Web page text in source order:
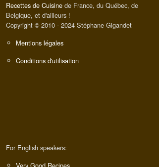
Recettes de Cuisine de France, du Québec, de
Belgique, et d'ailleurs !
Copyright © 2010 - 2024 Stéphane Gigandet
Mentions légales
Conditions d'utilisation
For English speakers: